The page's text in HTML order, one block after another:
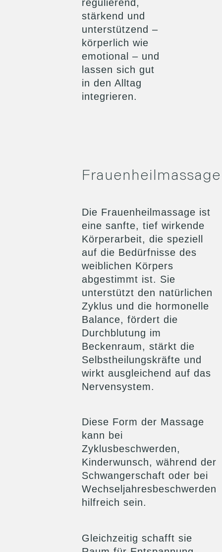
regulierend,
stärkend und
unterstützend –
körperlich wie
emotional – und
lassen sich gut
in den Alltag
integrieren.
Frauenheilmassage
Die Frauenheilmassage ist
eine sanfte, tief wirkende
Körperarbeit, die speziell
auf die Bedürfnisse des
weiblichen Körpers
abgestimmt ist. Sie
unterstützt den natürlichen
Zyklus und die hormonelle
Balance, fördert die
Durchblutung im
Beckenraum, stärkt die
Selbstheilungskräfte und
wirkt ausgleichend auf das
Nervensystem.
Diese Form der Massage
kann bei
Zyklusbeschwerden,
Kinderwunsch, während der
Schwangerschaft oder bei
Wechseljahresbeschwerden
hilfreich sein.
Gleichzeitig schafft sie